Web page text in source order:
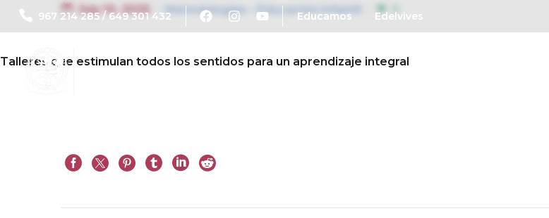
967 214 285 / 649 301 432 Educamos Edelvives
Conócenos Así educamos
July 10, 2025 Metodologías – Educación Infantil 0
Talleres que estimulan todos los sentidos para un aprendizaje integral